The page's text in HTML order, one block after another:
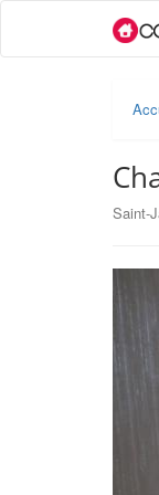
Saint-